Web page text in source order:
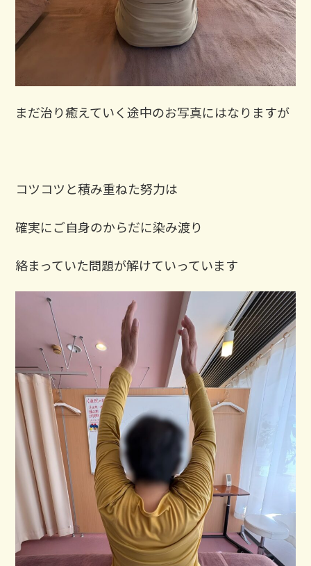
まだ治り癒えていく途中のお写真にはなりますが
コツコツと積み重ねた努力は
確実にご自身のからだに染み渡り
絡まっていた問題が解けていっています